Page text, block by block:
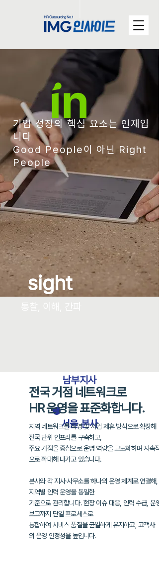
기업 성장의 핵심 요소는 인재입
니다
Good People이 아닌 Right
People
sight
​서울 본사
남부지사
전국 거점 네트워크로
HR 운영을 표준화합니다.
지역 네트워크를 직영 및 사업 제휴 방식으로 확장해
전국 단위 인프라를 구축하고,
주요 거점을 중심으로 운영 역량을 고도화하며지속적
으로 확대해 나가고 있습니다.
본사와 각 지사·사무소를 하나의 운영 체계로 연결해,
지역별 인력 운영을 동일한
기준으로 관리합니다. 현장 이슈 대응, 인력 수급, 운영
보고까지 단일 프로세스로
통합하여 서비스 품질을 균일하게 유지하고, 고객사
의운영 안정성을 높입니다.